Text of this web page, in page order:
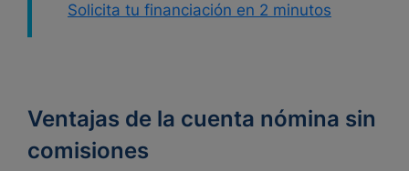
Solicita tu financiación en 2 minutos
Ventajas de la cuenta nómina sin
comisiones